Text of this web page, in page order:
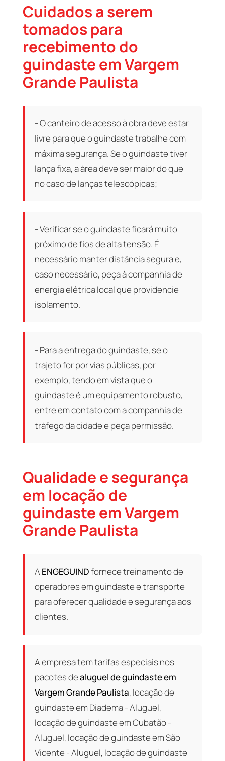
Cuidados a serem
tomados para
recebimento do
guindaste em Vargem
Grande Paulista
- O canteiro de acesso à obra deve estar
livre para que o guindaste trabalhe com
máxima segurança. Se o guindaste tiver
lança fixa, a área deve ser maior do que
no caso de lanças telescópicas;
- Verificar se o guindaste ficará muito
próximo de fios de alta tensão. É
necessário manter distância segura e,
caso necessário, peça à companhia de
energia elétrica local que providencie
isolamento.
- Para a entrega do guindaste, se o
trajeto for por vias públicas, por
exemplo, tendo em vista que o
guindaste é um equipamento robusto,
entre em contato com a companhia de
tráfego da cidade e peça permissão.
Qualidade e segurança
em locação de
guindaste em Vargem
Grande Paulista
A ENGEGUINDfornece treinamento de
operadores em guindaste e transporte
para oferecer qualidade e segurança aos
clientes.
A empresa tem tarifas especiais nos
pacotes dealuguel de guindaste em
Vargem Grande Paulista, locação de
guindaste em Diadema - Aluguel,
locação de guindaste em Cubatão -
Aluguel, locação de guindaste em São
Vicente - Aluguel, locação de guindaste